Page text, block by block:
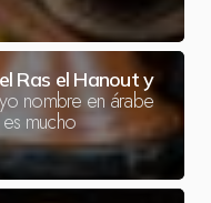
Ras el Hanout y
nombre en árabe
mucho